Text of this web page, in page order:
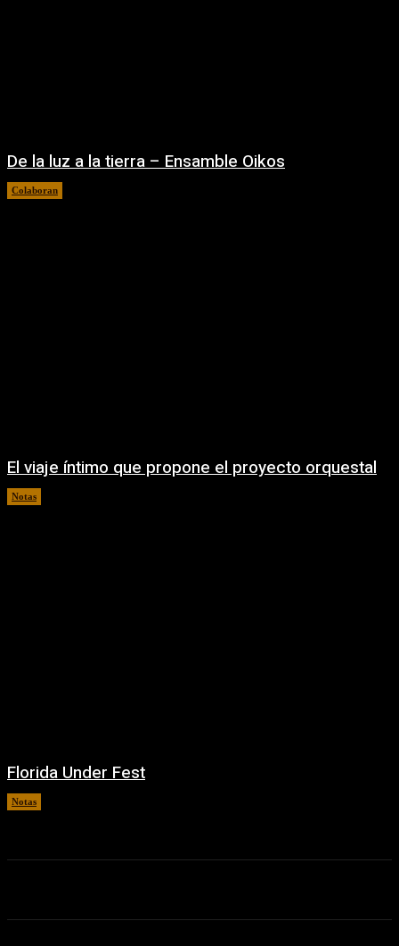
De la luz a la tierra – Ensamble Oikos
Colaboran
El viaje íntimo que propone el proyecto orquestal
Notas
Florida Under Fest
Notas